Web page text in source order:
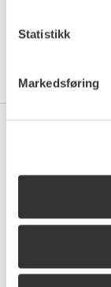
Statistikk
Markedsføring
Grev Wedels